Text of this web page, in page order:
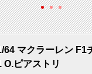
64 マクラーレン F1
O.ピアストリ